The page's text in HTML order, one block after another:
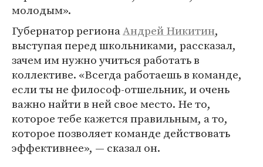
молодым».
Губернатор регионаАндрей Никитин,
выступая перед школьниками, рассказал,
зачем им нужно учиться работать в
коллективе. «Всегда работаешь в команде,
если ты не философ-отшельник, и очень
важно найти в ней свое место. Не то,
которое тебе кажется правильным, а то,
которое позволяет команде действовать
эффективнее», — сказал он.